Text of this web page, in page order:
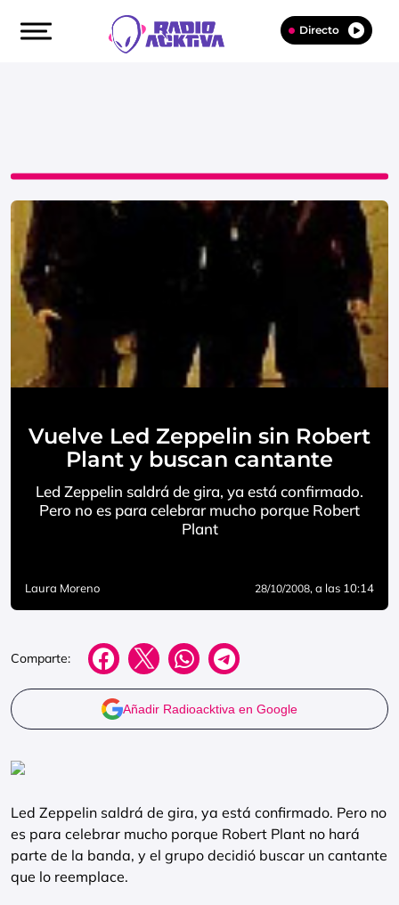
Directo
Vuelve Led Zeppelin sin Robert
Plant y buscan cantante
Led Zeppelin saldrá de gira, ya está confirmado.
Pero no es para celebrar mucho porque Robert
Plant
Laura Moreno 28/10/2008, a las 10:14
Comparte:
Añadir Radioacktiva en Google
Led Zeppelin saldrá de gira, ya está confirmado. Pero no
es para celebrar mucho porque Robert Plant no hará
parte de la banda, y el grupo decidió buscar un cantante
que lo reemplace.